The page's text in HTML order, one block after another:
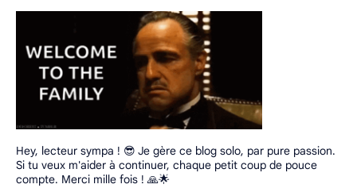
Hey, lecteur sympa ! 😎 Je gère ce blog solo, par pure passion.
Si tu veux m'aider à continuer, chaque petit coup de pouce
compte. Merci mille fois ! 🙏🌟